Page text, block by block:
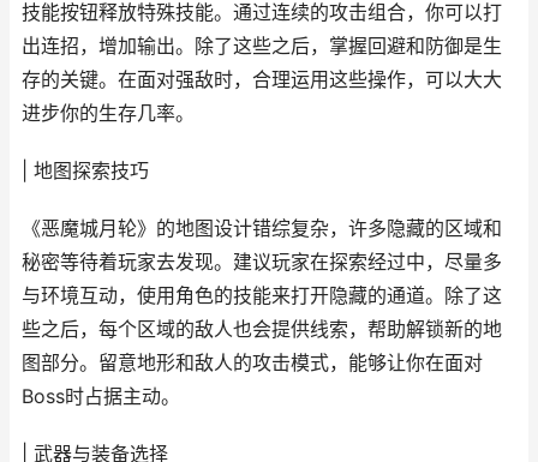
技能按钮释放特殊技能。通过连续的攻击组合，你可以打
出连招，增加输出。除了这些之后，掌握回避和防御是生
存的关键。在面对强敌时，合理运用这些操作，可以大大
进步你的生存几率。
| 地图探索技巧
《恶魔城月轮》的地图设计错综复杂，许多隐藏的区域和
秘密等待着玩家去发现。建议玩家在探索经过中，尽量多
与环境互动，使用角色的技能来打开隐藏的通道。除了这
些之后，每个区域的敌人也会提供线索，帮助解锁新的地
图部分。留意地形和敌人的攻击模式，能够让你在面对
Boss时占据主动。
| 武器与装备选择